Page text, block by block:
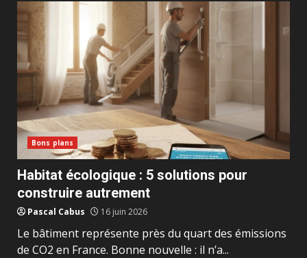
Bons plans
Habitat écologique : 5 solutions pour
construire autrement
Pascal Cabus 16 juin 2026
Le bâtiment représente près du quart des émissions
de CO2 en France. Bonne nouvelle : il n’a...